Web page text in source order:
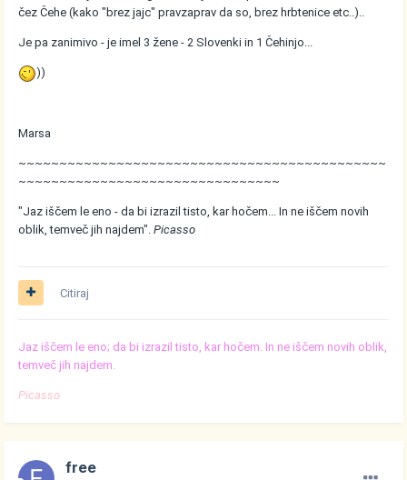
čez Čehe (kako "brez jajc" pravzaprav da so, brez hrbtenice etc..)..
Je pa zanimivo - je imel 3 žene - 2 Slovenki in 1 Čehinjo...
))
Marsa
~~~~~~~~~~~~~~~~~~~~~~~~~~~~~~~~~~~~~~~~~~~~~
~~~~~~~~~~~~~~~~~~~~~~~~~~~~~~~~
"Jaz iščem le eno - da bi izrazil tisto, kar hočem... In ne iščem novih
oblik, temveč jih najdem".Picasso
Citiraj
Jaz iščem le eno; da bi izrazil tisto, kar hočem. In ne iščem novih oblik,
temveč jih najdem.
Picasso
free